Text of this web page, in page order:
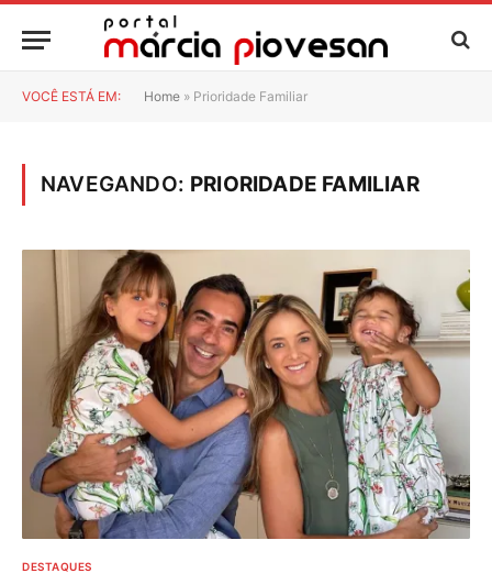
VOCÊ ESTÁ EM: Home » Prioridade Familiar
NAVEGANDO: PRIORIDADE FAMILIAR
DESTAQUES